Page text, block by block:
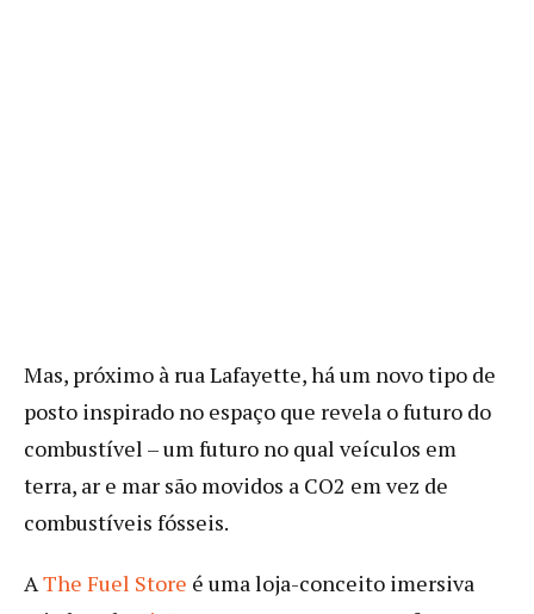
Mas, próximo à rua Lafayette, há um novo tipo de
posto inspirado no espaço que revela o futuro do
combustível – um futuro no qual veículos em
terra, ar e mar são movidos a CO2 em vez de
combustíveis fósseis.
AThe Fuel Store é uma loja-conceito imersiva